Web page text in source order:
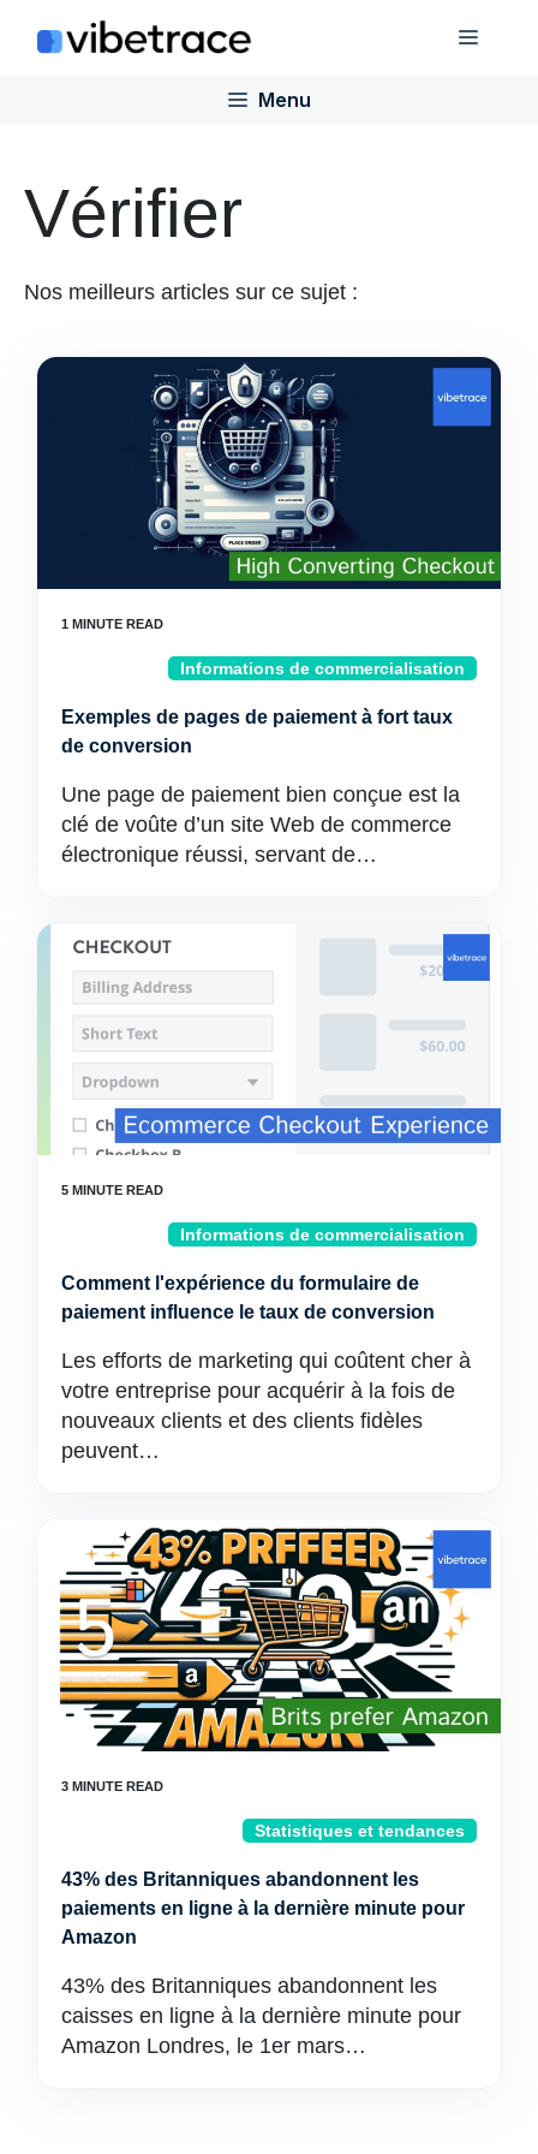
Menu
Menu
Vérifier
Nos meilleurs articles sur ce sujet :
Informations de commercialisation
Exemples de pages de paiement à fort taux
de conversion
Une page de paiement bien conçue est la
clé de voûte d’un site Web de commerce
électronique réussi, servant de…
Informations de commercialisation
Comment l'expérience du formulaire de
paiement influence le taux de conversion
Les efforts de marketing qui coûtent cher à
votre entreprise pour acquérir à la fois de
nouveaux clients et des clients fidèles
peuvent…
Statistiques et tendances
43% des Britanniques abandonnent les
paiements en ligne à la dernière minute pour
Amazon
43% des Britanniques abandonnent les
caisses en ligne à la dernière minute pour
Amazon Londres, le 1er mars…